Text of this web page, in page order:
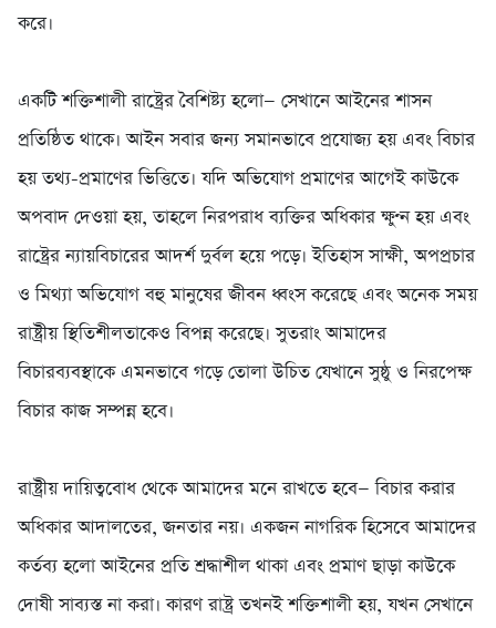
করে।
‎একটি শক্তিশালী রাষ্ট্রের বৈশিষ্ট্য হলো— সেখানে আইনের শাসন
প্রতিষ্ঠিত থাকে। আইন সবার জন্য সমানভাবে প্রযোজ্য হয় এবং বিচার
হয় তথ্য-প্রমাণের ভিত্তিতে। যদি অভিযোগ প্রমাণের আগেই কাউকে
অপবাদ দেওয়া হয়, তাহলে নিরপরাধ ব্যক্তির অধিকার ক্ষুণ্ন হয় এবং
রাষ্ট্রের ন্যায়বিচারের আদর্শ দুর্বল হয়ে পড়ে। ইতিহাস সাক্ষী, অপপ্রচার
ও মিথ্যা অভিযোগ বহু মানুষের জীবন ধ্বংস করেছে এবং অনেক সময়
রাষ্ট্রীয় স্থিতিশীলতাকেও বিপন্ন করেছে। সুতরাং আমাদের
বিচারব্যবস্থাকে এমনভাবে গড়ে তোলা উচিত যেখানে সুষ্ঠু ও নিরপেক্ষ
বিচার কাজ সম্পন্ন হবে।
‎রাষ্ট্রীয় দায়িত্ববোধ থেকে আমাদের মনে রাখতে হবে— বিচার করার
অধিকার আদালতের, জনতার নয়। একজন নাগরিক হিসেবে আমাদের
কর্তব্য হলো আইনের প্রতি শ্রদ্ধাশীল থাকা এবং প্রমাণ ছাড়া কাউকে
দোষী সাব্যস্ত না করা। কারণ রাষ্ট্র তখনই শক্তিশালী হয়, যখন সেখানে